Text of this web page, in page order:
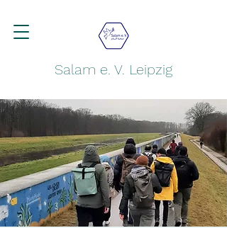
Salam e. V. Leipzig